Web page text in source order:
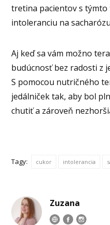
tretina pacientov s týmto
intoleranciu na
Aj keď sa vám možno
budúcnosť bez radosti z
S pomocou nutričného
jedálniček tak, aby bol
chutiť a zároveň
Tagy: cukor intolerancia
Zuzana